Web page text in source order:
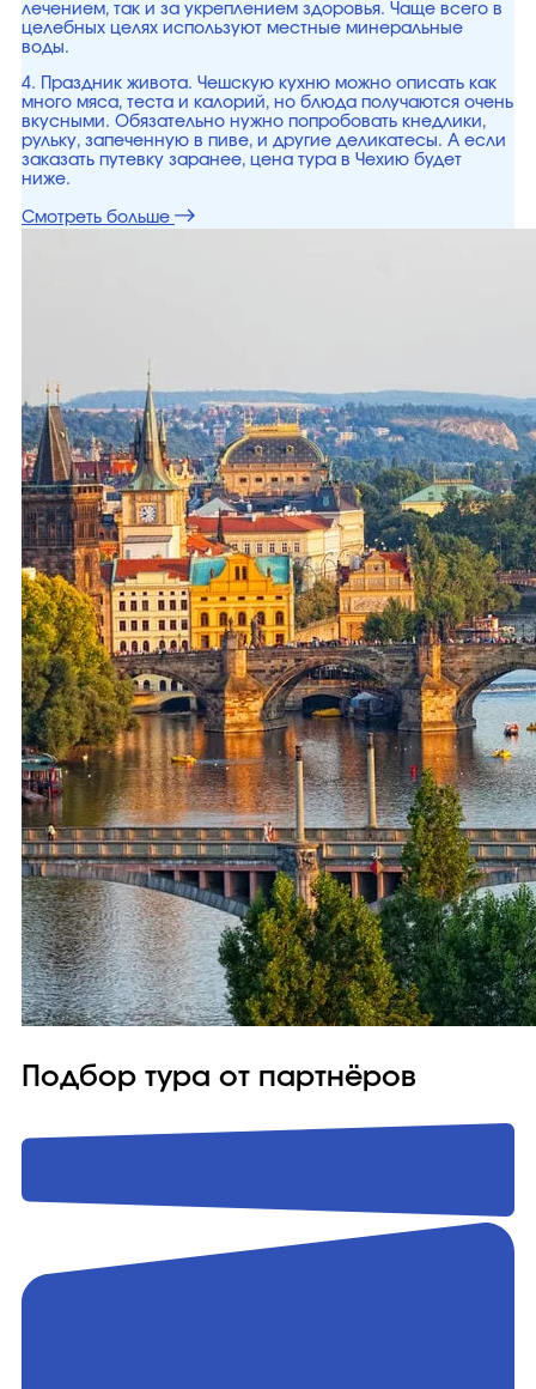
лечением, так и за укреплением здоровья. Чаще всего в
целебных целях используют местные минеральные
воды.
4. Праздник живота. Чешскую кухню можно описать как
много мяса, теста и калорий, но блюда получаются очень
вкусными. Обязательно нужно попробовать кнедлики,
рульку, запеченную в пиве, и другие деликатесы. А если
заказать путевку заранее, цена тура в Чехию будет
ниже.
Смотреть больше
Подбор тура от партнёров